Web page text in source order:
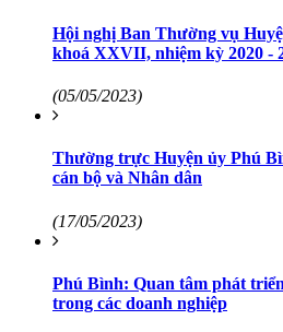
Hội nghị Ban Thường vụ
khoá XXVII, nhiệm kỳ 2020 -
(05/05/2023)
Thường trực Huyện ủy Phú
cán bộ và Nhân dân
(17/05/2023)
Phú Bình: Quan tâm phát
trong các doanh nghiệp